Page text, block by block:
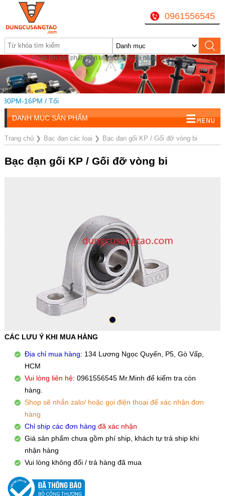
Nhập tên sản phẩm cần tìm, VD: máy đa năng, mũi khoan...
0961556545
16PM / Tối
DANH MỤC SẢN PHẨM
Trang chủ❯ Bạc đạn các loại ❯ Bạc đạn gối KP / Gối đỡ vòng bi
Bạc đạn gối KP / Gối đỡ vòng bi
CÁC LƯU Ý KHI MUA HÀNG
Địa chỉ mua hàng: 134 Lương Ngọc Quyến, P5, Gò Vấp,
HCM
Vui lòng liên hệ: 0961556545 Mr.Minh để kiểm tra còn
hàng.
Shop sẽ nhắn zalo/ hoặc gọi điện thoại để xác nhận đơn
hàng
Chỉ ship các đơn hàng đã xác nhận
Giá sản phẩm chưa gồm phí ship, khách tự trả ship khi
nhận hàng
Vui lòng không đổi / trả hàng đã mua